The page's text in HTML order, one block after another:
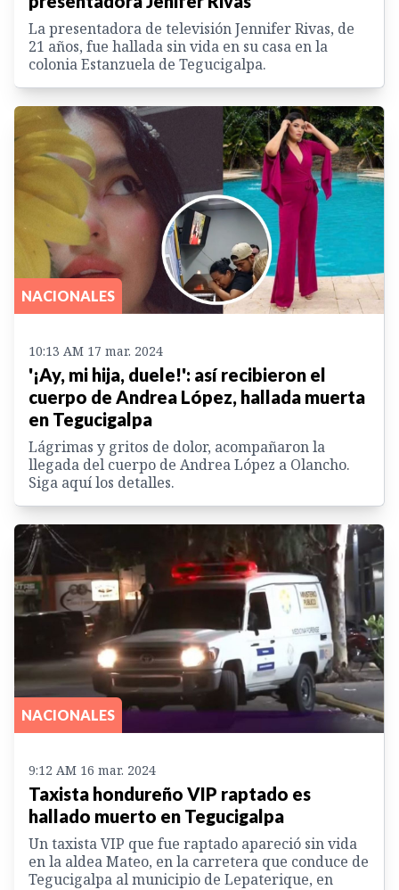
La presentadora de televisión Jennifer Rivas, de
21 años, fue hallada sin vida en su casa en la
colonia Estanzuela de Tegucigalpa.
NACIONALES
10:13 AM 17 mar. 2024
'¡Ay, mi hija, duele!': así recibieron el
cuerpo de Andrea López, hallada muerta
en Tegucigalpa
Lágrimas y gritos de dolor, acompañaron la
llegada del cuerpo de Andrea López a Olancho.
Siga aquí los detalles.
NACIONALES
9:12 AM 16 mar. 2024
Taxista hondureño VIP raptado es
hallado muerto en Tegucigalpa
Un taxista VIP que fue raptado apareció sin vida
en la aldea Mateo, en la carretera que conduce de
Tegucigalpa al municipio de Lepaterique, en